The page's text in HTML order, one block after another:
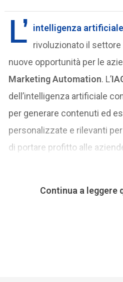
L’ intelligenza
rivoluzionato il
nuove opportunità per le
Marketing Automation. L’
dell’intelligenza artificiale
per generare contenuti ed
personalizzate e rilevanti
di portare profitto alle
Continua a leggere